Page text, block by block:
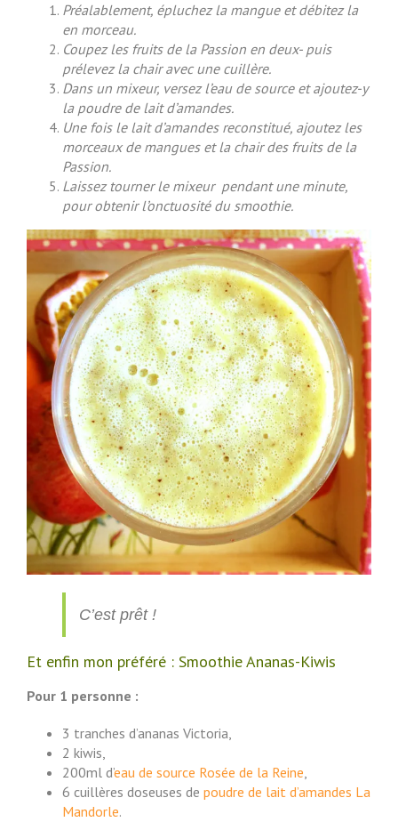
Préalablement, épluchez la mangue et débitez la
en morceau.
Coupez les fruits de la Passion en deux- puis
prélevez la chair avec une cuillère.
Dans un mixeur, versez l’eau de source et ajoutez-y
la poudre de lait d’amandes.
Une fois le lait d’amandes reconstitué, ajoutez les
morceaux de mangues et la chair des fruits de la
Passion.
Laissez tourner le mixeur pendant une minute,
pour obtenir l’onctuosité du smoothie.
C’est prêt !
Et enfin mon préféré : Smoothie Ananas-Kiwis
Pour 1 personne :
3 tranches d’ananas Victoria,
2 kiwis,
200ml d’eau de source Rosée de la Reine,
6 cuillères doseuses de poudre de lait d’amandes La
Mandorle.